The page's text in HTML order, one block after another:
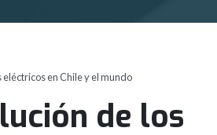
en Chile y el mundo
de los